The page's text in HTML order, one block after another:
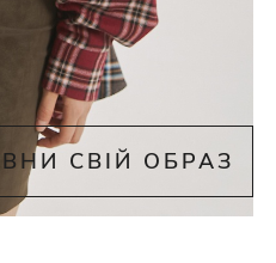
СВІЙ ОБРАЗ